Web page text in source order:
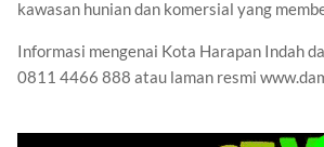
kawasan hunian dan komersial yang
Informasi mengenai Kota Harapan Indah
0811 4466 888 atau laman resmi